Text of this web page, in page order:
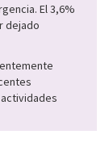
El 3,6%
dejado